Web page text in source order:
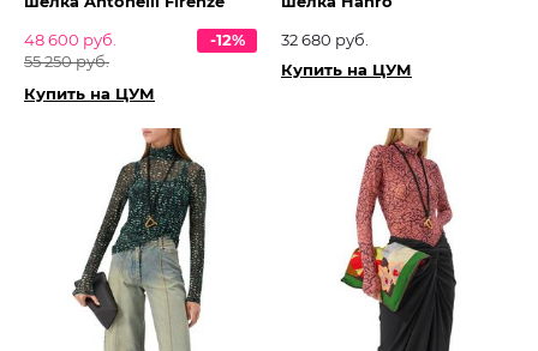
48 600 руб.
55 250 руб.
-12%
Купить на ЦУМ
32 680 руб.
Купить на ЦУМ